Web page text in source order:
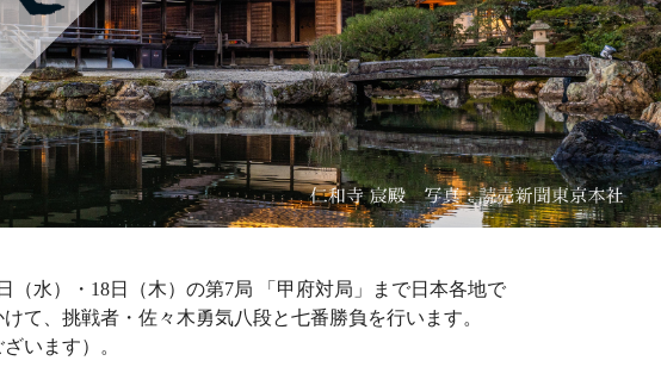
（水）・18日（木）の第7局 「甲府対局」まで日本各地で
て、挑戦者・佐々木勇気八段と七番勝負を行います。
います）。